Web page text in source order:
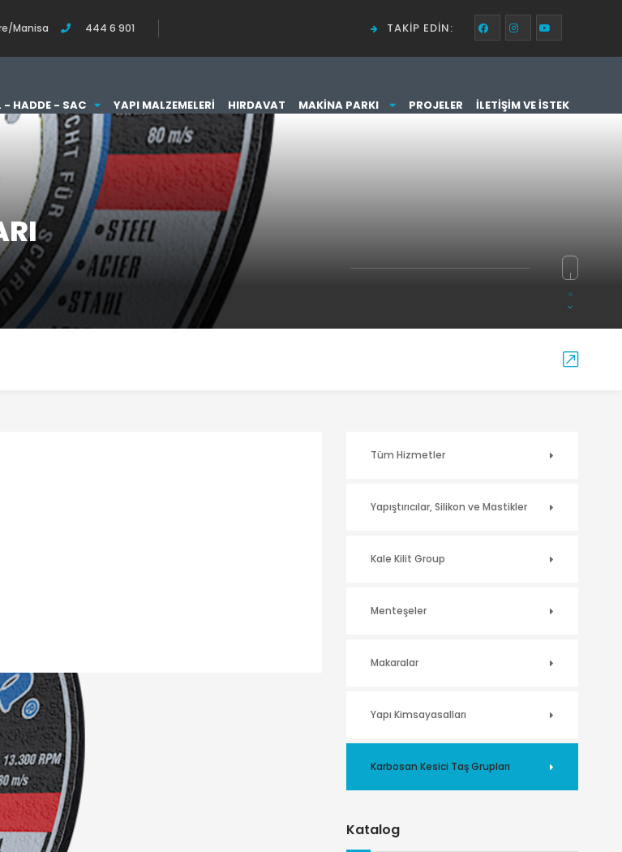
Manisa 444 6 901 TAKIP EDIN:
- HADDE - SAC YAPI MALZEMELERI HIRDAVAT MAKINA PARKI PROJELER İLETIŞIM VE İSTEK
Tüm Hizmetler
Yapıştırıcılar, Silikon ve Mastikler
Kale Kilit Group
Menteşeler
Makaralar
Yapı Kimsayasalları
Karbosan Kesici Taş Grupları
Katalog